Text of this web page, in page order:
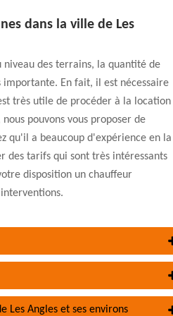
dans la ville de Les
niveau des terrains, la quantité de
En fait, il est nécessaire
très utile de procéder à la location
pouvons vous proposer de
qu'il a beaucoup d'expérience en la
des tarifs qui sont très intéressants
disposition un chauffeur
Les Angles et ses environs